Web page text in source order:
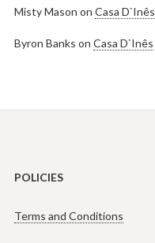
Misty Mason on Casa D`Inês
Byron Banks on Casa D`Inês
POLICIES
Terms and Conditions